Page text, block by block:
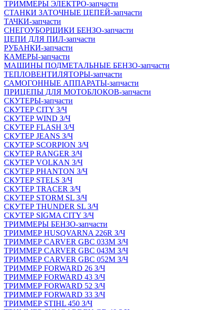
ТРИММЕРЫ ЭЛЕКТРО-запчасти
СТАНКИ ЗАТОЧНЫЕ ЦЕПЕЙ-запчасти
ТАЧКИ-запчасти
СНЕГОУБОРЩИКИ БЕНЗО-запчасти
ЦЕПИ ДЛЯ ПИЛ-запчасти
РУБАНКИ-запчасти
КАМЕРЫ-запчасти
МАШИНЫ ПОДМЕТАЛЬНЫЕ БЕНЗО-запчасти
ТЕПЛОВЕНТИЛЯТОРЫ-запчасти
САМОГОННЫЕ АППАРАТЫ-запчасти
ПРИЦЕПЫ ДЛЯ МОТОБЛОКОВ-запчасти
СКУТЕРЫ-запчасти
СКУТЕР CITY З/Ч
СКУТЕР WIND З/Ч
СКУТЕР FLASH З/Ч
СКУТЕР JEANS З/Ч
СКУТЕР SCORPION З/Ч
СКУТЕР RANGER З/Ч
СКУТЕР VOLКAN З/Ч
СКУТЕР PHANTON З/Ч
СКУТЕР STELS З/Ч
СКУТЕР TRACER З/Ч
СКУТЕР STORM SL З/Ч
СКУТЕР THUNDER SL З/Ч
СКУТЕР SIGMA CITY З/Ч
ТРИММЕРЫ БЕНЗО-запчасти
ТРИММЕР HUSQVARNA 226R З/Ч
ТРИММЕР CARVER GBC 033M З/Ч
ТРИММЕР CARVER GBC 043M З/Ч
ТРИММЕР CARVER GBC 052M З/Ч
ТРИММЕР FORWARD 26 З/Ч
ТРИММЕР FORWARD 43 З/Ч
ТРИММЕР FORWARD 52 З/Ч
ТРИММЕР FORWARD 33 З/Ч
ТРИММЕР STIHL 450 З/Ч